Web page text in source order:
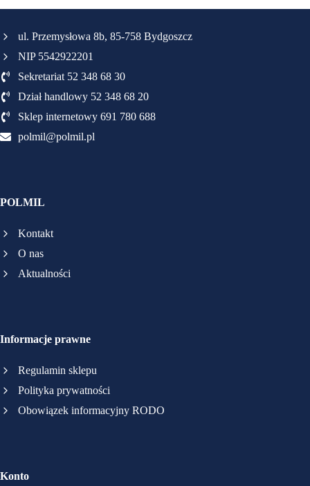
ul. Przemysłowa 8b, 85-758 Bydgoszcz
NIP 5542922201
Sekretariat 52 348 68 30
Dział handlowy 52 348 68 20
Sklep internetowy 691 780 688
polmil@polmil.pl
POLMIL
Kontakt
O nas
Aktualności
Informacje prawne
Regulamin sklepu
Polityka prywatności
Obowiązek informacyjny RODO
Konto